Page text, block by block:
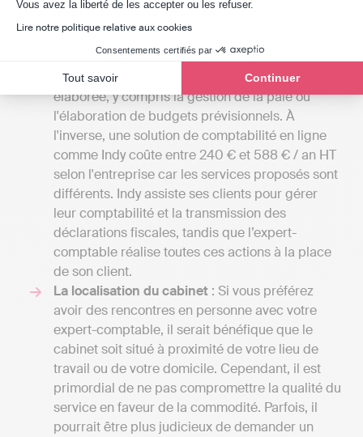
Vous avez la liberté de les accepter ou les refuser.
Lire notre politique relative aux cookies
Consentements certifiés par
Tout savoir Continuer
généralement à 1000 euros par an pour une
indépendant et aller jusqu'à 4000 euros si votre
entreprise a besoin d'une comptabilité plus
élaborée, y compris la gestion de la paie ou
l'élaboration de budgets prévisionnels. À
l'inverse, une solution de comptabilité en ligne
comme Indy coûte entre 240 € et 588 € / an HT
selon l'entreprise car les services proposés sont
différents. Indy assiste ses clients pour gérer
leur comptabilité et la transmission des
déclarations fiscales, tandis que l’expert-
comptable réalise toutes ces actions à la place
de son client.
La localisation du cabinet : Si vous préférez
avoir des rencontres en personne avec votre
expert-comptable, il serait bénéfique que le
cabinet soit situé à proximité de votre lieu de
travail ou de votre domicile. Cependant, il est
primordial de ne pas compromettre la qualité du
service en faveur de la commodité. Parfois, il
pourrait être plus judicieux de demander un